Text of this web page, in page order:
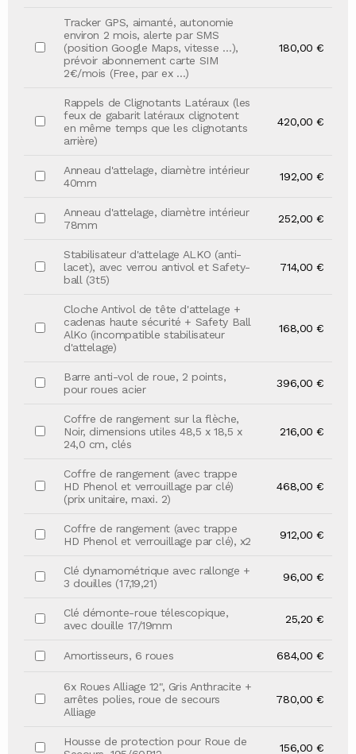
Tracker GPS, aimanté, autonomie
environ 2 mois, alerte par SMS
(position Google Maps, vitesse …),
prévoir abonnement carte SIM
2€/mois (Free, par ex …)
180,00 €
Rappels de Clignotants Latéraux (les
feux de gabarit latéraux clignotent
en même temps que les clignotants
arrière)
420,00 €
Anneau d'attelage, diamètre intérieur
40mm
192,00 €
Anneau d'attelage, diamètre intérieur
78mm
252,00 €
Stabilisateur d'attelage ALKO (anti-
lacet), avec verrou antivol et Safety-
ball (3t5)
714,00 €
Cloche Antivol de tête d'attelage +
cadenas haute sécurité + Safety Ball
AlKo (incompatible stabilisateur
d'attelage)
168,00 €
Barre anti-vol de roue, 2 points,
pour roues acier
396,00 €
Coffre de rangement sur la flèche,
Noir, dimensions utiles 48,5 x 18,5 x
24,0 cm, clés
216,00 €
Coffre de rangement (avec trappe
HD Phenol et verrouillage par clé)
(prix unitaire, maxi. 2)
468,00 €
Coffre de rangement (avec trappe
HD Phenol et verrouillage par clé), x2
912,00 €
Clé dynamométrique avec rallonge +
3 douilles (17,19,21)
96,00 €
Clé démonte-roue télescopique,
avec douille 17/19mm
25,20 €
Amortisseurs, 6 roues 684,00 €
6x Roues Alliage 12", Gris Anthracite +
arrêtes polies, roue de secours
Alliage
780,00 €
Housse de protection pour Roue de
156,00 €